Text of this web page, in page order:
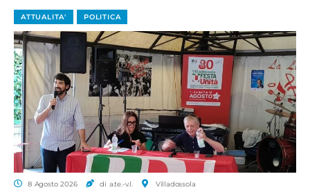
ATTUALITA' POLITICA
8 Agosto 2026 di a.te.-v.l. Villadossola